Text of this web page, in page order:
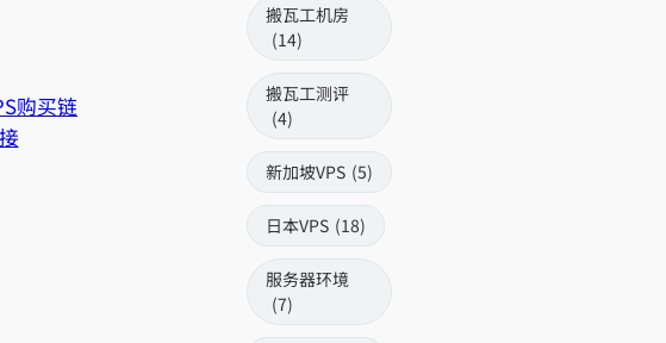
购买链
接
搬瓦工机房
(14)
搬瓦工测评
(4)
新加坡VPS (5)
日本VPS (18)
服务器环境
(7)